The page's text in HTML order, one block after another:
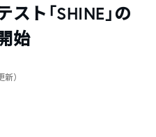
ト「SHINE」の
始
）